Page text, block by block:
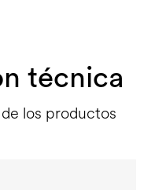
técnica
los productos